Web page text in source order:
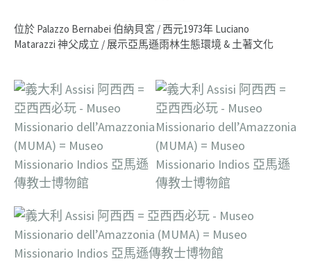
位於 Palazzo Bernabei 伯納貝宮 / 西元1973年 Luciano
Matarazzi 神父成立 / 展示亞馬遜雨林生態環境 & 土著文化